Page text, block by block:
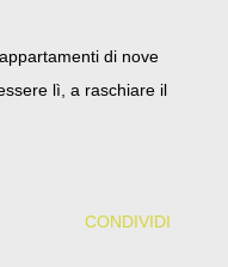
di nove
lì, a raschiare il
CONDIVIDI